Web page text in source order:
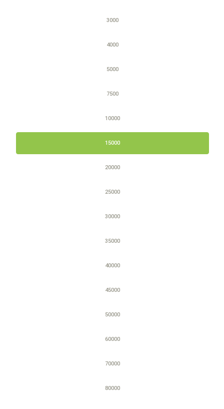
3000
4000
5000
7500
10000
15000
20000
25000
30000
35000
40000
45000
50000
60000
70000
80000